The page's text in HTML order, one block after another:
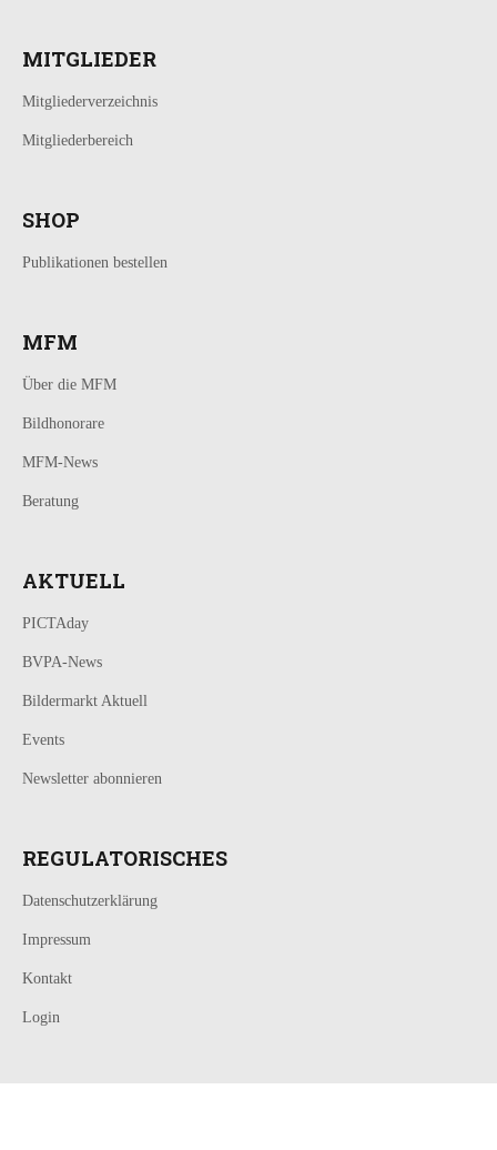
MITGLIEDER
Mitgliederverzeichnis
Mitgliederbereich
SHOP
Publikationen bestellen
MFM
Über die MFM
Bildhonorare
MFM-News
Beratung
AKTUELL
PICTAday
BVPA-News
Bildermarkt Aktuell
Events
Newsletter abonnieren
REGULATORISCHES
Datenschutzerklärung
Impressum
Kontakt
Login